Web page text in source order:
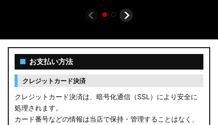
■ お支払い方法
クレジットカード決済
クレジットカード決済は、暗号化通信（SSL）により安全に
処理されます。
カード番号などの情報は当店で保持・管理することはなく、